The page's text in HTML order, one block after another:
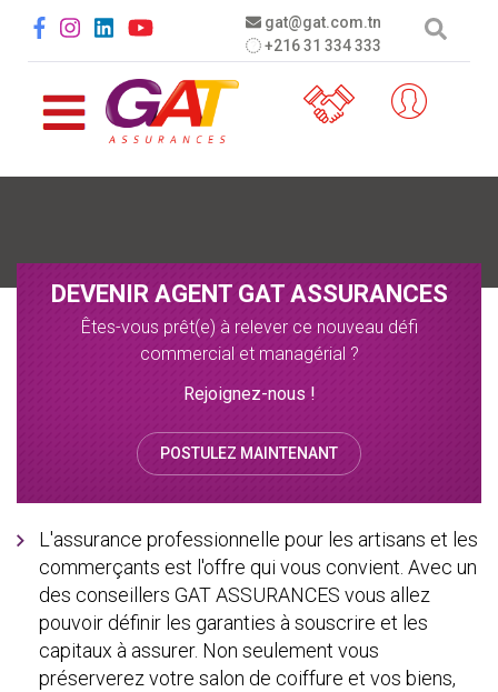
gat@gat.com.tn
+216 31 334 333
Social menu
DEVENIR AGENT GAT ASSURANCES
Êtes-vous prêt(e) à relever ce nouveau défi
commercial et managérial ?
Rejoignez-nous !
POSTULEZ MAINTENANT
L'assurance professionnelle pour les artisans et les
commerçants est l'offre qui vous convient. Avec un
des conseillers GAT ASSURANCES vous allez
pouvoir définir les garanties à souscrire et les
capitaux à assurer. Non seulement vous
préserverez votre salon de coiffure et vos biens,